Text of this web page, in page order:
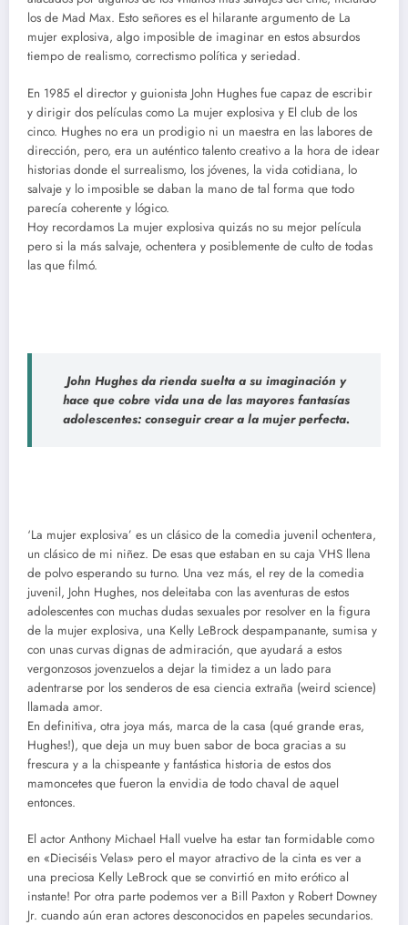
los de Mad Max. Esto señores es el hilarante argumento de La
mujer explosiva, algo imposible de imaginar en estos absurdos
tiempo de realismo, correctismo política y seriedad.
En 1985 el director y guionista John Hughes fue capaz de escribir
y dirigir dos películas como La mujer explosiva y El club de los
cinco. Hughes no era un prodigio ni un maestra en las labores de
dirección, pero, era un auténtico talento creativo a la hora de idear
historias donde el surrealismo, los jóvenes, la vida cotidiana, lo
salvaje y lo imposible se daban la mano de tal forma que todo
parecía coherente y lógico.
Hoy recordamos La mujer explosiva quizás no su mejor película
pero si la más salvaje, ochentera y posiblemente de culto de todas
las que filmó.
John Hughes da rienda suelta a su imaginación y
hace que cobre vida una de las mayores fantasías
adolescentes: conseguir crear a la mujer perfecta.
‘La mujer explosiva’ es un clásico de la comedia juvenil ochentera,
un clásico de mi niñez. De esas que estaban en su caja VHS llena
de polvo esperando su turno. Una vez más, el rey de la comedia
juvenil, John Hughes, nos deleitaba con las aventuras de estos
adolescentes con muchas dudas sexuales por resolver en la figura
de la mujer explosiva, una Kelly LeBrock despampanante, sumisa y
con unas curvas dignas de admiración, que ayudará a estos
vergonzosos jovenzuelos a dejar la timidez a un lado para
adentrarse por los senderos de esa ciencia extraña (weird science)
llamada amor.
En definitiva, otra joya más, marca de la casa (qué grande eras,
Hughes!), que deja un muy buen sabor de boca gracias a su
frescura y a la chispeante y fantástica historia de estos dos
mamoncetes que fueron la envidia de todo chaval de aquel
entonces.
El actor Anthony Michael Hall vuelve ha estar tan formidable como
en «Dieciséis Velas» pero el mayor atractivo de la cinta es ver a
una preciosa Kelly LeBrock que se convirtió en mito erótico al
instante! Por otra parte podemos ver a Bill Paxton y Robert Downey
Jr. cuando aún eran actores desconocidos en papeles secundarios.